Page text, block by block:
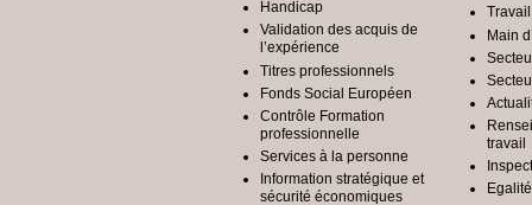
Handicap
Validation des acquis de
l’expérience
Titres professionnels
Fonds Social Européen
Contrôle Formation
professionnelle
Services à la personne
Information stratégique et
sécurité économiques
Main
travail